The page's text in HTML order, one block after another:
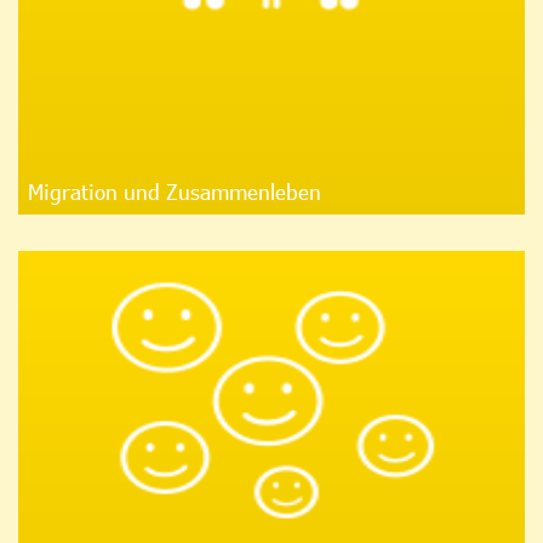
Migration und Zusammenleben